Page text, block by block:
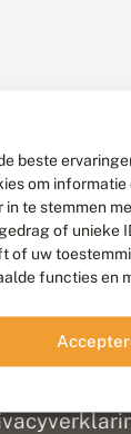
beste
om informatie
in te stemmen
of unieke
of uw
functies en
ontwikkeld door